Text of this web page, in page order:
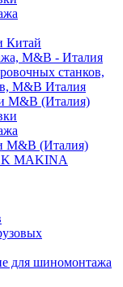
Китай
M&B - Италия
станков,
M&B Италия
M&B (Италия)
M&B (Италия)
MAKINA
для шиномонтажа